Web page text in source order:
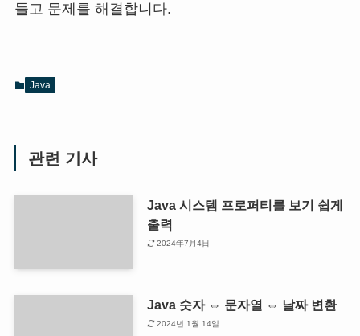
들고 문제를 해결합니다.
Java
관련 기사
Java 시스템 프로퍼티를 보기 쉽게
출력
2024年7月4日
Java 숫자 ⇔ 문자열 ⇔ 날짜 변환
2024년 1월 14일